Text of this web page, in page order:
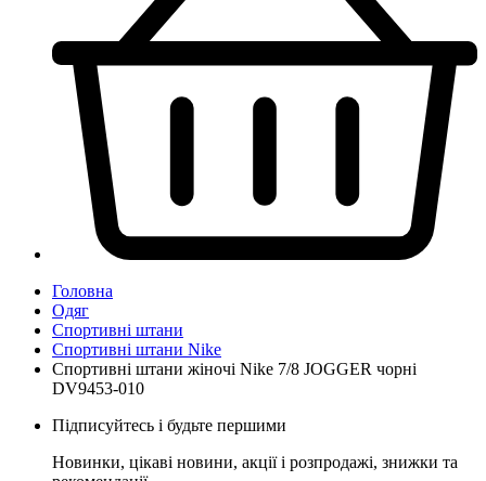
Головна
Одяг
Спортивні штани
Спортивні штани Nike
Спортивні штани жіночі Nike 7/8 JOGGER чорні
DV9453-010
Підписуйтесь і будьте першими
Новинки, цікаві новини, акції і розпродажі, знижки та